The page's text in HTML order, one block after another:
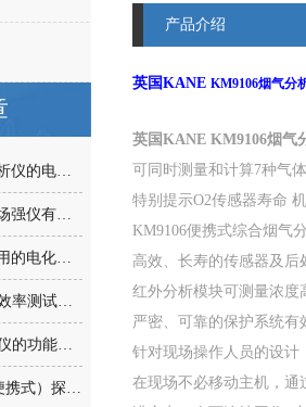
如何维修便携式烟气分析仪的电池及探头的部分？
看完这些你就会对工频场强仪有更多的了解
了解一下烟气分析仪常用的电化学传感器的原理
KM905烟气分析仪在热效率测试中的应用
你知道KM905烟气分析仪的功能是什么么
Testo350烟气分析仪（便携式）探头理念
产品介绍
英国KANE KM9106烟气分
英国KANE KM9106烟气
可同时测量和计算7种气
特别提示O2传感器寿命
KM9106便携式综合烟气
高效、长寿的传感器及
红外分析模块可测量浓度
严密、可靠的保护系统
针对现场操作人员的设计
在现场不必移动主机，通